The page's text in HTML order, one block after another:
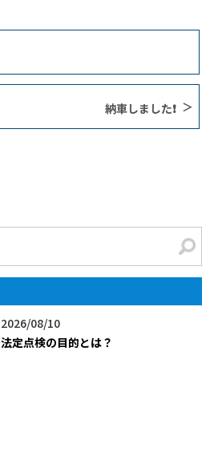
納車しました❗️
2026/08/10
法定点検の目的とは？